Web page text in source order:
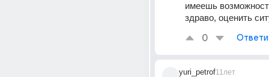
имеешь
здраво, оценить
0
yuri_petrof11лет